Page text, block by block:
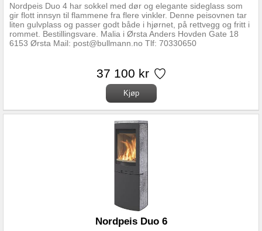
Nordpeis Duo 4 har sokkel med dør og elegante sideglass som
gir flott innsyn til flammene fra flere vinkler. Denne peisovnen tar
liten gulvplass og passer godt både i hjørnet, på rettvegg og fritt i
rommet. Bestillingsvare. Malia i Ørsta Anders Hovden Gate 18
6153 Ørsta Mail: post@bullmann.no Tlf: 70330650
37 100 kr
Nordpeis Duo 6